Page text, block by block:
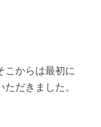
こからは最初に
だきました。